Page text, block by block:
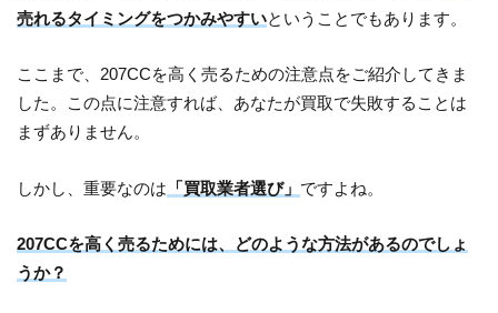
売れるタイミングをつかみやすいということでもあります。
ここまで、207CCを高く売るための注意点をご紹介してきま
した。この点に注意すれば、あなたが買取で失敗することは
まずありません。
しかし、重要なのは 「買取業者選び」 ですよね。
207CCを高く売るためには、どのような方法があるのでしょ
うか？